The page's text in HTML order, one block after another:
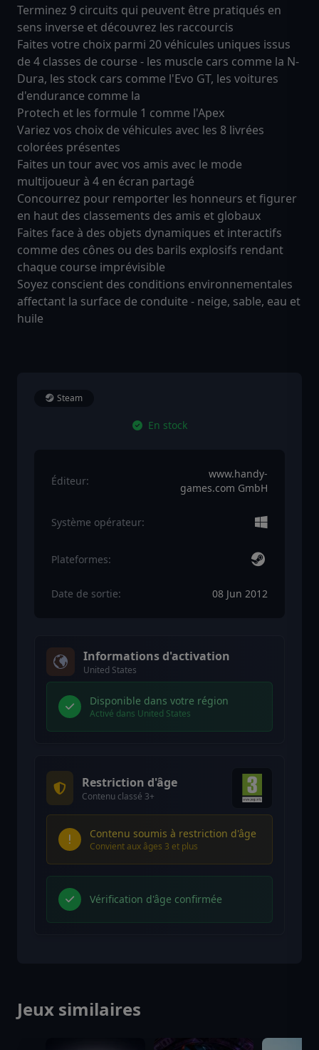
Terminez 9 circuits qui peuvent être pratiqués en
sens inverse et découvrez les raccourcis
Faites votre choix parmi 20 véhicules uniques issus
de 4 classes de course - les muscle cars comme la N-
Dura, les stock cars comme l'Evo GT, les voitures
d'endurance comme la
Protech et les formule 1 comme l'Apex
Variez vos choix de véhicules avec les 8 livrées
colorées présentes
Faites un tour avec vos amis avec le mode
multijoueur à 4 en écran partagé
Concourrez pour remporter les honneurs et figurer
en haut des classements des amis et globaux
Faites face à des objets dynamiques et interactifs
comme des cônes ou des barils explosifs rendant
chaque course imprévisible
Soyez conscient des conditions environnementales
affectant la surface de conduite - neige, sable, eau et
huile
Steam
En stock
Éditeur:
www.handy-
games.com GmbH
Système opérateur:
Plateformes:
Date de sortie: 08 Jun 2012
Informations d'activation
United States
Disponible dans votre région
Activé dans United States
Restriction d'âge
Contenu classé 3+
Contenu soumis à restriction d'âge
Convient aux âges 3 et plus
Vérification d'âge confirmée
Jeux similaires